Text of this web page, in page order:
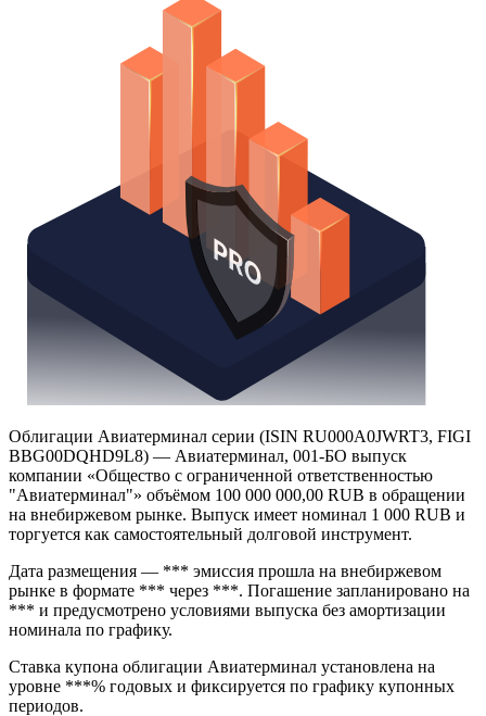
Облигации Авиатерминал серии (ISIN RU000A0JWRT3, FIGI
BBG00DQHD9L8) — Авиатерминал, 001-БО выпуск
компании «Общество с ограниченной ответственностью
"Авиатерминал"» объёмом 100 000 000,00 RUB в обращении
на внебиржевом рынке. Выпуск имеет номинал 1 000 RUB и
торгуется как самостоятельный долговой инструмент.
Дата размещения — *** эмиссия прошла на внебиржевом
рынке в формате *** через ***. Погашение запланировано на
*** и предусмотрено условиями выпуска без амортизации
номинала по графику.
Ставка купона облигации Авиатерминал установлена на
уровне ***% годовых и фиксируется по графику купонных
периодов.